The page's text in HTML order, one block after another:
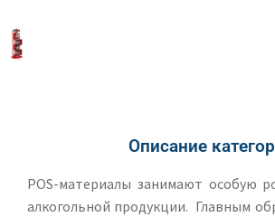
Описание
POS-материалы занимают особую
алкогольной продукции. Главным